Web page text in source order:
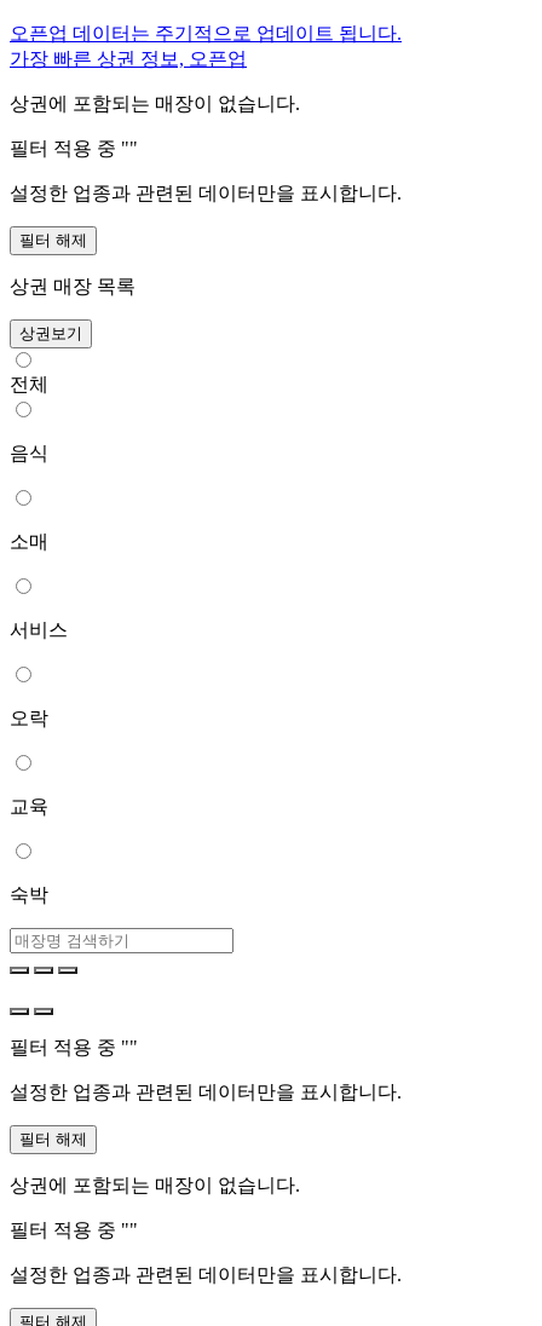
오픈업 데이터는 주기적으로 업데이트 됩니다.
가장 빠른 상권 정보, 오픈업
상권에 포함되는 매장이 없습니다.
필터 적용 중 ""
설정한 업종과 관련된 데이터만을 표시합니다.
필터 해제
상권 매장 목록
상권보기
전체
음식
소매
서비스
오락
교육
숙박
필터 적용 중 ""
설정한 업종과 관련된 데이터만을 표시합니다.
필터 해제
상권에 포함되는 매장이 없습니다.
필터 적용 중 ""
설정한 업종과 관련된 데이터만을 표시합니다.
필터 해제